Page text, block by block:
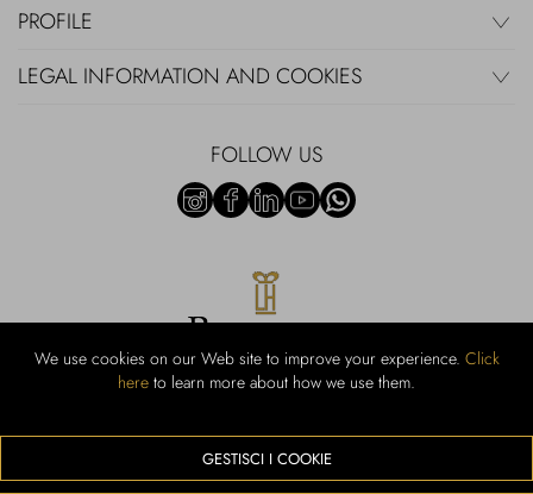
We use cookies on our Web site to improve your experience. Click
here to learn more about how we use them.
GESTISCI I COOKIE
PROFILE
LEGAL INFORMATION AND COOKIES
FOLLOW US
Rubinacci S.r.l.: Viale Gramsci, 15 - 80122 Naples - P.Iva 00436210637 -